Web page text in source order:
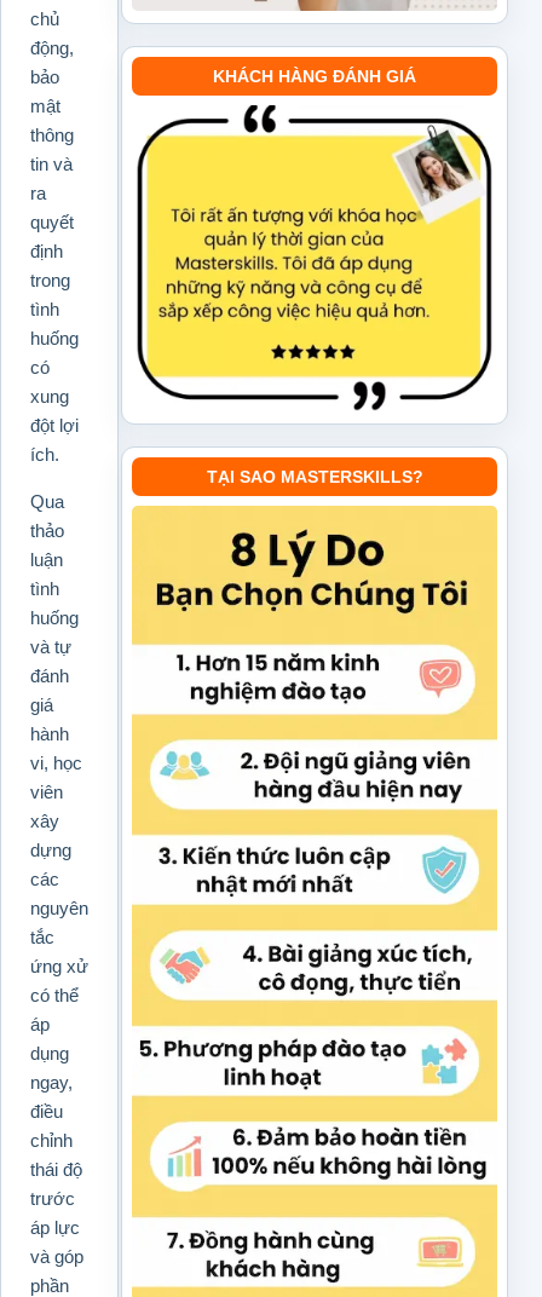
chủ
động,
bảo
mật
thông
tin và
ra
quyết
định
trong
tình
huống
có
xung
đột lợi
ích.
Qua
thảo
luận
tình
huống
và tự
đánh
giá
hành
vi, học
viên
xây
dựng
các
nguyên
tắc
ứng xử
có thể
áp
dụng
ngay,
điều
chỉnh
thái độ
trước
áp lực
và góp
phần
KHÁCH HÀNG ĐÁNH GIÁ
TẠI SAO MASTERSKILLS?